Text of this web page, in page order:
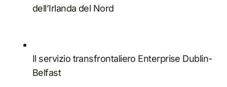
dell’Irlanda del Nord
Il servizio transfrontaliero Enterprise Dublin-
Belfast